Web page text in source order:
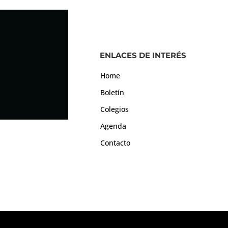
ENLACES DE INTERÉS
Home
Boletín
Colegios
Agenda
Contacto